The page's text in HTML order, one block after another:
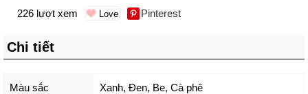
226 lượt xem
Pinterest
Chi tiết
Màu sắc Xanh, Đen, Be, Cà phê